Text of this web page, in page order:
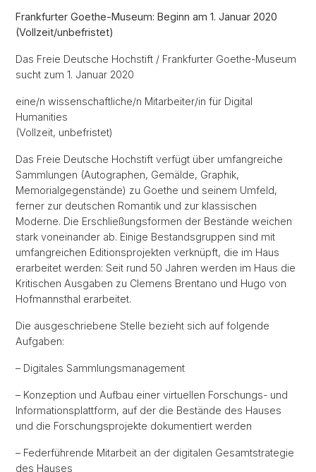
Frankfurter Goethe-Museum: Beginn am 1. Januar 2020
(Vollzeit/unbefristet)
Das Freie Deutsche Hochstift / Frankfurter Goethe-Museum
sucht zum 1. Januar 2020
eine/n wissenschaftliche/n Mitarbeiter/in für Digital
Humanities
(Vollzeit, unbefristet)
Das Freie Deutsche Hochstift verfügt über umfangreiche
Sammlungen (Autographen, Gemälde, Graphik,
Memorialgegenstände) zu Goethe und seinem Umfeld,
ferner zur deutschen Romantik und zur klassischen
Moderne. Die Erschließungsformen der Bestände weichen
stark voneinander ab. Einige Bestandsgruppen sind mit
umfangreichen Editionsprojekten verknüpft, die im Haus
erarbeitet werden: Seit rund 50 Jahren werden im Haus die
Kritischen Ausgaben zu Clemens Brentano und Hugo von
Hofmannsthal erarbeitet.
Die ausgeschriebene Stelle bezieht sich auf folgende
Aufgaben:
– Digitales Sammlungsmanagement
– Konzeption und Aufbau einer virtuellen Forschungs- und
Informationsplattform, auf der die Bestände des Hauses
und die Forschungsprojekte dokumentiert werden
– Federführende Mitarbeit an der digitalen Gesamtstrategie
des Hauses